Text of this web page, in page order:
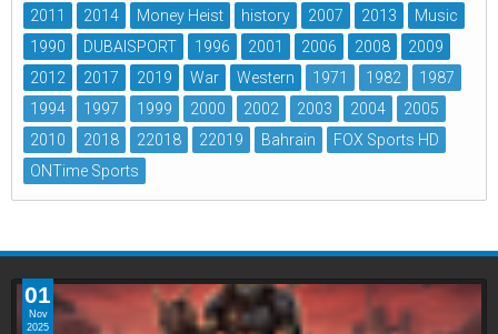
2011 2014 Money Heist history 2007 2013
Music
1990
DUBAISPORT 1996 2001 2006 2008
2009
2012
2017 2019 War Western 1971 1982
1987
1994
1997 1999 2000 2002 2003 2004
2005
2010
2018 22018 22019 Bahrain
FOX Sports HD
ONTime Sports
01
Nov
2025